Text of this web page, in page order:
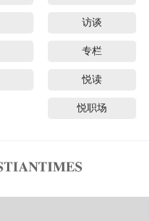
访谈
专栏
悦读
悦职场